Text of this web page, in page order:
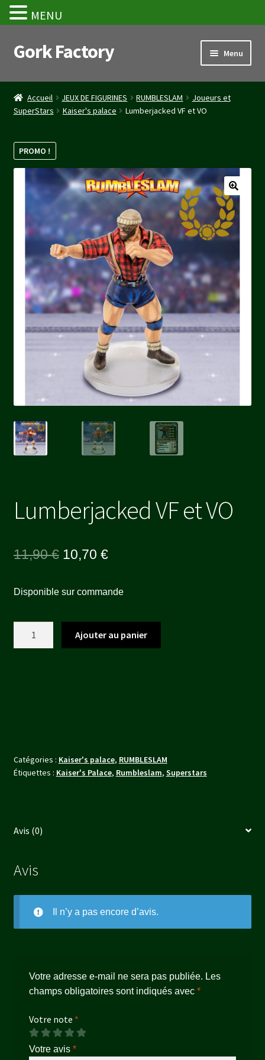
Aller
à
navigation
Aller
au
Gork Factory Menu
Accueil
CGV
Mon compte
Stripe Payment Success Page
Validation de la commande
Accueil JEUX DE FIGURINES RUMBLESLAM
Joueurs et
SuperStars
Kaiser's palace Lumberjacked VF et VO
PROMO !
Lumberjacked VF et VO
11,90€ Le
initial
était :
11,90 €.
10,70 €Le
actuel
est :
10,70 €.
Disponible sur commande
Ajouter au panier
Catégories : Kaiser's palace, RUMBLESLAM
Étiquettes : Kaiser's Palace, Rumbleslam, Superstars
Avis (0)
Avis
Il n’y a pas encore d’avis.
Votre adresse e-mail ne sera pas publiée. Les
champs obligatoires sont indiqués avec *
Votre note *
Votre avis *
MENU